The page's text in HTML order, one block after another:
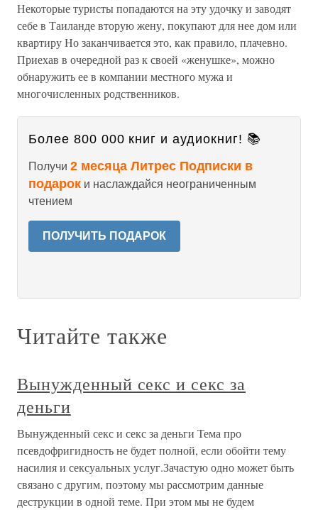
Некоторые туристы попадаются на эту удочку и заводят
себе в Таиланде вторую жену, покупают для нее дом или
квартиру Но заканчивается это, как правило, плачевно.
Приехав в очередной раз к своей «женушке», можно
обнаружить ее в компании местного мужа и
многочисленных родственников.
Более 800 000 книг и аудиокниг! 📚
Получи 2 месяца Литрес Подписки в
подарок и наслаждайся неограниченным
чтением
ПОЛУЧИТЬ ПОДАРОК
Читайте также
Вынужденный секс и секс за
деньги
Вынужденный секс и секс за деньги Тема про
псевдофригидность не будет полной, если обойти тему
насилия и сексуальных услуг.Зачастую одно может быть
связано с другим, поэтому мы рассмотрим данные
деструкции в одной теме. При этом мы не будем